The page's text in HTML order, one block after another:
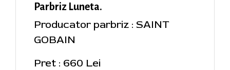
Parbriz Luneta.
Producator parbriz : SAINT
GOBAIN
Pret : 660 Lei